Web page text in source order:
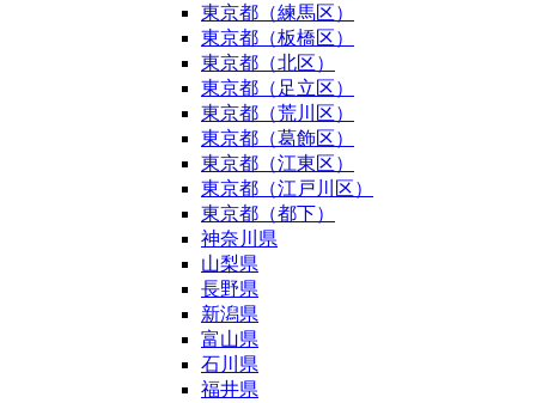
東京都（練馬区）
東京都（板橋区）
東京都（北区）
東京都（足立区）
東京都（荒川区）
東京都（葛飾区）
東京都（江東区）
東京都（江戸川区）
東京都（都下）
神奈川県
山梨県
長野県
新潟県
富山県
石川県
福井県